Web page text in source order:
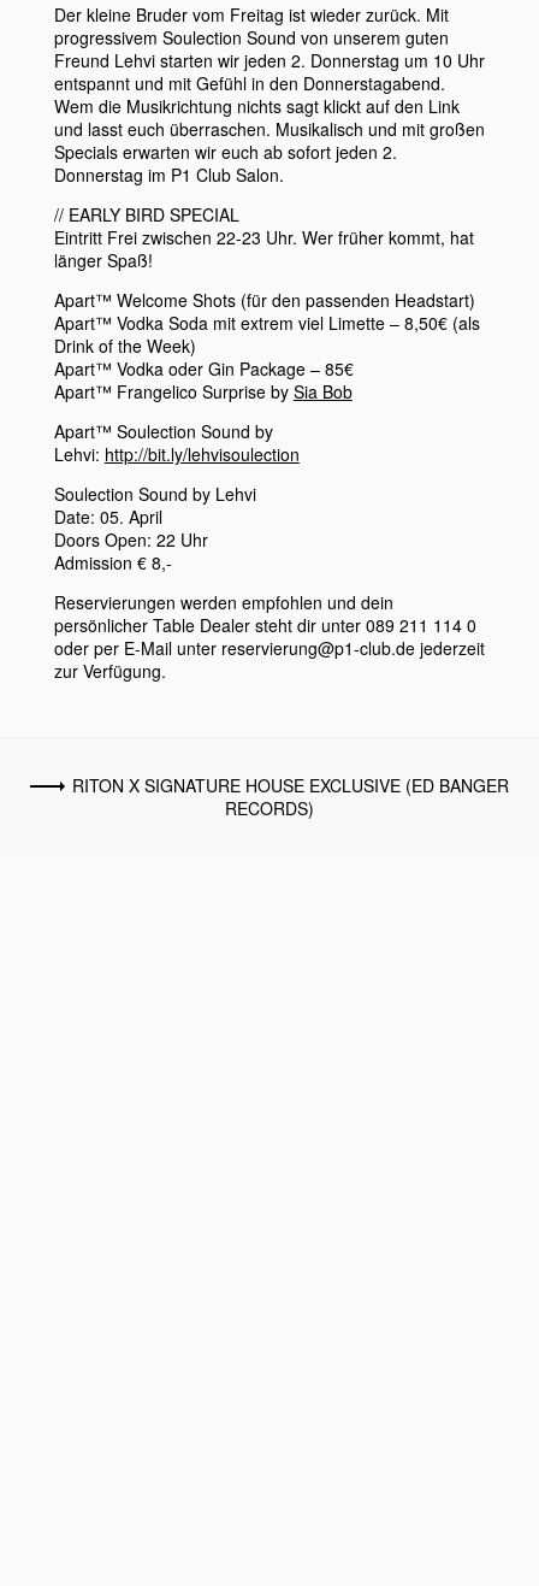
Der kleine Bruder vom Freitag ist wieder zurück. Mit
progressivem Soulection Sound von unserem guten
Freund Lehvi starten wir jeden 2. Donnerstag um 10 Uhr
entspannt und mit Gefühl in den Donnerstagabend.
Wem die Musikrichtung nichts sagt klickt auf den Link
und lasst euch überraschen. Musikalisch und mit großen
Specials erwarten wir euch ab sofort jeden 2.
Donnerstag im P1 Club Salon.
// EARLY BIRD SPECIAL
Eintritt Frei zwischen 22-23 Uhr. Wer früher kommt, hat
länger Spaß!
Apart™ Welcome Shots (für den passenden Headstart)
Apart™ Vodka Soda mit extrem viel Limette – 8,50€ (als
Drink of the Week)
Apart™ Vodka oder Gin Package – 85€
Apart™ Frangelico Surprise by Sia Bob
Apart™ Soulection Sound by
Lehvi: http://bit.ly/lehvisoulection
Soulection Sound by Lehvi
Date: 05. April
Doors Open: 22 Uhr
Admission € 8,-
Reservierungen werden empfohlen und dein
persönlicher Table Dealer steht dir unter 089 211 114 0
oder per E-Mail unter reservierung@p1-club.de jederzeit
zur Verfügung.
RITON X SIGNATURE HOUSE EXCLUSIVE (ED BANGER
RECORDS)